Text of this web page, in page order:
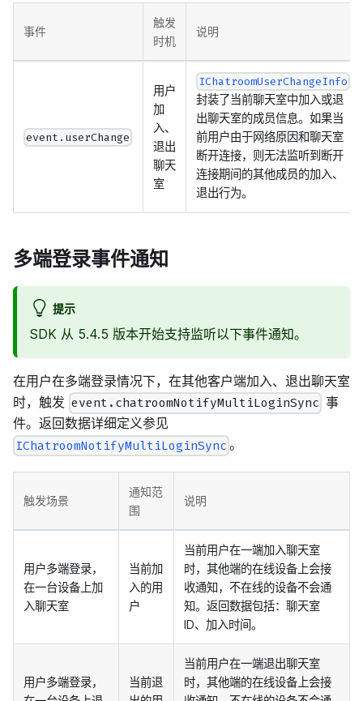
事件
触发
时机
说明
event.userChange
用户
加
入、
退出
聊天
室
IChatroomUserChangeInfo
封装了当前聊天室中加入或退
出聊天室的成员信息。如果当
前用户由于网络原因和聊天室
断开连接，则无法监听到断开
连接期间的其他成员的加入、
退出行为。
多端登录事件通知
提示
SDK 从 5.4.5 版本开始支持监听以下事件通知。
在用户在多端登录情况下，在其他客户端加入、退出聊天室
时，触发 event.chatroomNotifyMultiLoginSync 事
件。返回数据详细定义参见
IChatroomNotifyMultiLoginSync 。
触发场景
通知范
围
说明
用户多端登录，
在一台设备上加
入聊天室
当前加
入的用
户
当前用户在一端加入聊天室
时，其他端的在线设备上会接
收通知，不在线的设备不会通
知。返回数据包括：聊天室
ID、加入时间。
用户多端登录，
当前退
当前用户在一端退出聊天室
时，其他端的在线设备上会接